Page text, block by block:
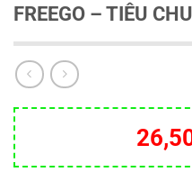
FREEGO – TIÊU